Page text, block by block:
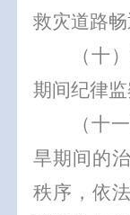
救灾道路畅
（十
期间纪律监
（十
旱期间的
秩序，依